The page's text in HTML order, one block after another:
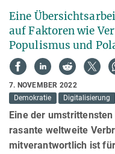
Eine
auf Faktoren wie
Populismus und
7. NOVEMBER 2022
Demokratie
Digitalisierung
Eine der
rasante weltweite
mitverantwortlich ist